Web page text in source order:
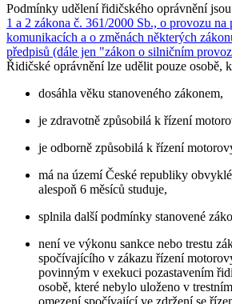
Podmínky udělení řidičského oprávnění
1 a 2 zákona č. 361/2000 Sb., o provozu na
komunikacích a o změnách některých
předpisů (dále jen "zákon o silničním
Řidičské oprávnění lze udělit pouze osobě,
dosáhla věku stanoveného zákonem,
je zdravotně způsobilá k řízení
je odborně způsobilá k řízení
má na území České republiky
alespoň 6 měsíců studuje,
splnila další podmínky stanovené
není ve výkonu sankce nebo trestu
spočívajícího v zákazu řízení
povinným v exekuci pozastavením
osobě, které nebylo uloženo v
omezení spočívající ve zdržení se